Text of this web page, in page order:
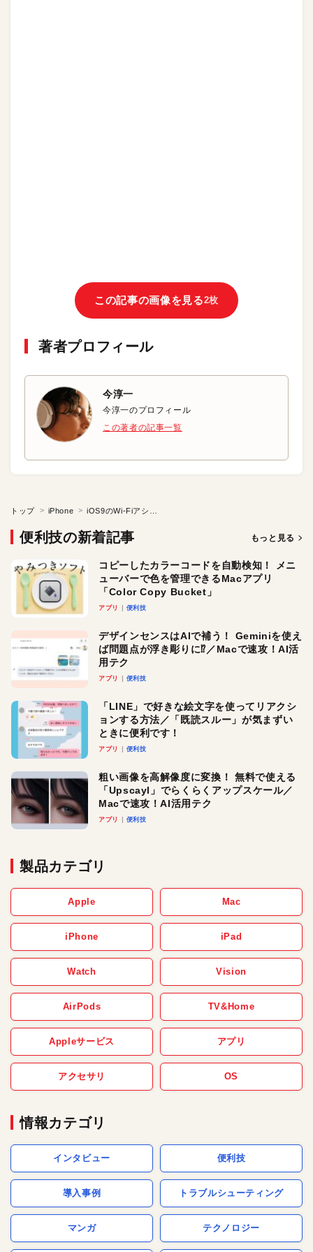
この記事の画像を見る2枚
著者プロフィール
今淳一
今淳一のプロフィール
この著者の記事一覧
トップ iPhone
便利技の新着記事 もっと見る
コピーしたカラーコードを自動検知！ メニ
ューバーで色を管理できるMacアプリ
「Color Copy Bucket」
アプリ 便利技
デザインセンスはAIで補う！ Geminiを使え
ば問題点が浮き彫りに⁉︎／Macで速攻！AI活
用テク
アプリ 便利技
「LINE」で好きな絵文字を使ってリアクシ
ョンする方法／「既読スルー」が気まずい
ときに便利です！
アプリ 便利技
粗い画像を高解像度に変換！ 無料で使える
「Upscayl」でらくらくアップスケール／
Macで速攻！AI活用テク
アプリ 便利技
製品カテゴリ
Apple Mac
iPhone iPad
Watch Vision
AirPods TV&Home
Appleサービス アプリ
アクセサリ OS
情報カテゴリ
インタビュー 便利技
導入事例 トラブルシューティング
マンガ テクノロジー